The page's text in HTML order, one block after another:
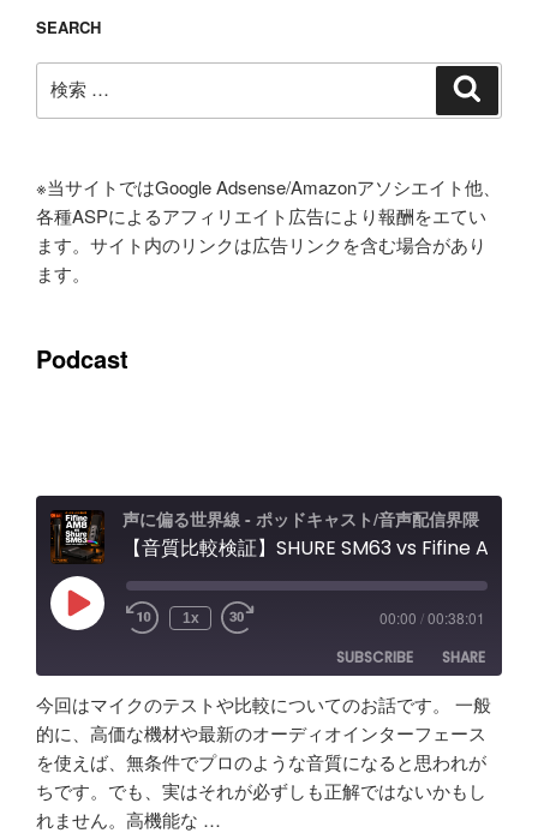
ー
シ
ョ
ン
SEARCH
索:
※当サイトではGoogle Adsense/Amazonアソシエイト他、
各種ASPによるアフィリエイト広告により報酬をエてい
ます。サイト内のリンクは広告リンクを含む場合があり
ます。
Podcast
声に偏る世界線 - ポッドキャスト/音声配信界隈
Play
Episode 1x 00:00 /00:38:01
SUBSCRIBE
SHARE
Amazon
Apple Podcasts
RSS
Spotify
RSS FEED
SHARE
LINK
EMBED
今回はマイクのテストや比較についてのお話です。 一般
的に、高価な機材や最新のオーディオインターフェース
を使えば、無条件でプロのような音質になると思われが
ちです。でも、実はそれが必ずしも正解ではないかもし
れません。高機能な …